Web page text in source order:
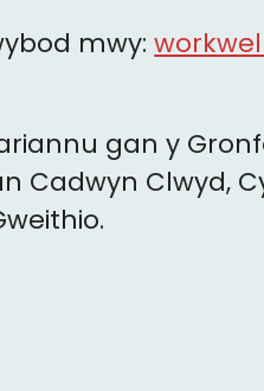
mwy:
gan y
Cadwyn Clwyd,